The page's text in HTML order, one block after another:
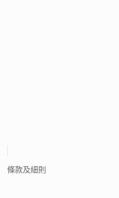
條款及細則